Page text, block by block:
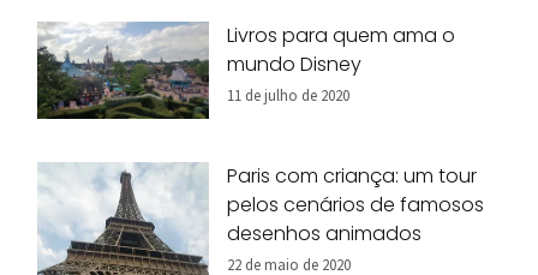
Livros para quem ama o
mundo Disney
11 de julho de 2020
Paris com criança: um tour
pelos cenários de famosos
desenhos animados
22 de maio de 2020